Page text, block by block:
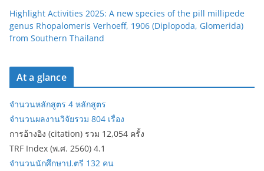
Highlight Activities 2025: A new species of the pill millipede
genus Rhopalomeris Verhoeff, 1906 (Diplopoda, Glomerida)
from Southern Thailand
At a glance
จำนวนหลักสูตร 4 หลักสูตร
จำนวนผลงานวิจัยรวม 804 เรื่อง
การอ้างอิง (citation) รวม 12,054 ครั้ง
TRF Index (พ.ศ. 2560) 4.1
จำนวนนักศึกษาป.ตรี 132 คน